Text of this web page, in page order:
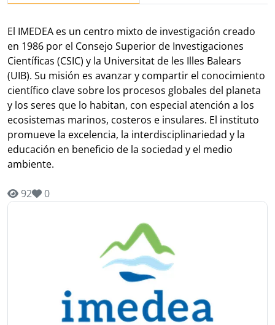
El IMEDEA es un centro mixto de investigación creado
en 1986 por el Consejo Superior de Investigaciones
Científicas (CSIC) y la Universitat de les Illes Balears
(UIB). Su misión es avanzar y compartir el conocimiento
científico clave sobre los procesos globales del planeta
y los seres que lo habitan, con especial atención a los
ecosistemas marinos, costeros e insulares. El instituto
promueve la excelencia, la interdisciplinariedad y la
educación en beneficio de la sociedad y el medio
ambiente.
92 0